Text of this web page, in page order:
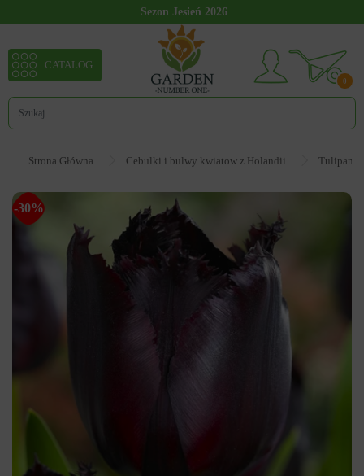
Sezon Jesień 2026
0
CATALOG
Strona Główna Cebulki i bulwy kwiatow z Holandii Tulipan
-30%